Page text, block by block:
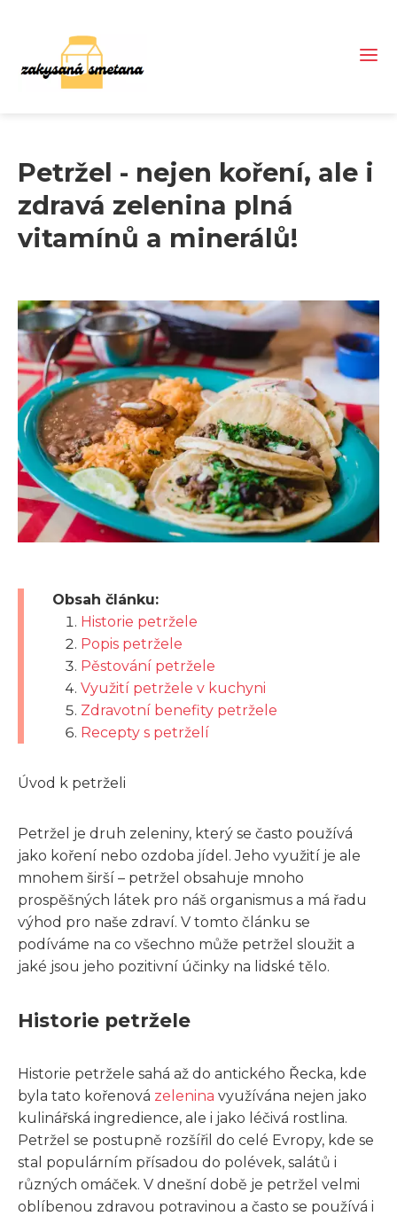
Petržel - nejen koření, ale i
zdravá zelenina plná
vitamínů a minerálů!
Obsah článku:
Historie petržele
Popis petržele
Pěstování petržele
Využití petržele v kuchyni
Zdravotní benefity petržele
Recepty s petrželí
Úvod k petrželi
Petržel je druh zeleniny, který se často používá
jako koření nebo ozdoba jídel. Jeho využití je ale
mnohem širší – petržel obsahuje mnoho
prospěšných látek pro náš organismus a má řadu
výhod pro naše zdraví. V tomto článku se
podíváme na co všechno může petržel sloužit a
jaké jsou jeho pozitivní účinky na lidské tělo.
Historie petržele
Historie petržele sahá až do antického Řecka, kde
byla tato kořenová zelenina využívána nejen jako
kulinářská ingredience, ale i jako léčivá rostlina.
Petržel se postupně rozšířil do celé Evropy, kde se
stal populárním přísadou do polévek, salátů i
různých omáček. V dnešní době je petržel velmi
oblíbenou zdravou potravinou a často se používá i